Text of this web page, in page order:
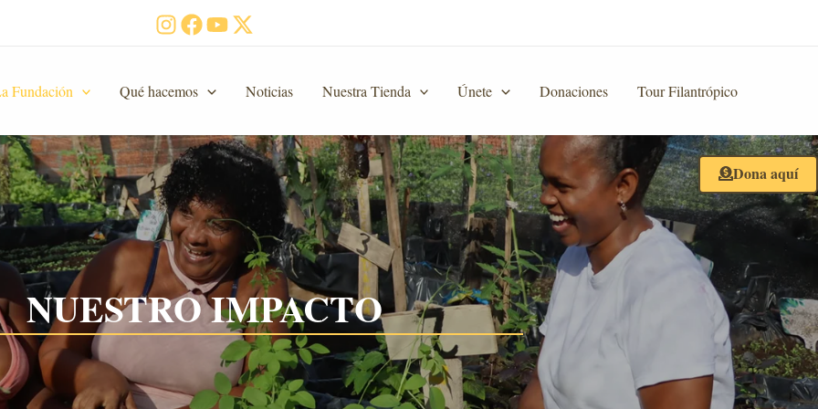
Fundación Qué hacemos Noticias Nuestra Tienda Únete Donaciones Tour Filantrópico
NUESTRO IMPACTO
Dona aquí